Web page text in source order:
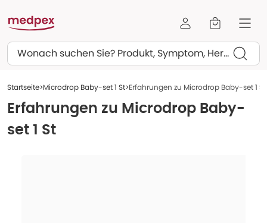
Suchen
Startseite Microdrop Baby-set 1 St Erfahrungen zu Microdrop Baby-set 1 St
Erfahrungen zu Microdrop Baby-
set 1 St